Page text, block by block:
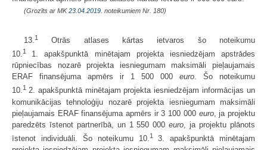
(Grozīts ar MK23.04.2019. noteikumiem Nr. 180)
13.1
Otrās atlases kārtas ietvaros šo noteikumu
10.1 1. apakšpunktā minētajam projekta iesniedzējam apstrādes
rūpniecības nozarē projekta iesniegumam maksimāli pieļaujamais
ERAF finansējuma apmērs ir 1 500 000 euro. Šo noteikumu
10.1 2. apakšpunktā minētajam projekta iesniedzējam informācijas un
komunikācijas tehnoloģiju nozarē projekta iesniegumam maksimāli
pieļaujamais ERAF finansējuma apmērs ir 3 100 000 euro, ja projektu
paredzēts īstenot partnerībā, un 1 550 000euro , ja projektu plānots
īstenot individuāli. Šo noteikumu 10.1 3. apakšpunktā minētajam